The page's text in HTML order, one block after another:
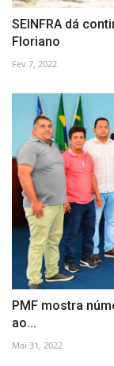
SEINFRA dá
Floriano
Fev 7, 2022
PMF mostra
ao...
Mai 31, 2022